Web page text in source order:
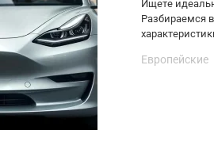
Ищете
Разбираемся
Европейские